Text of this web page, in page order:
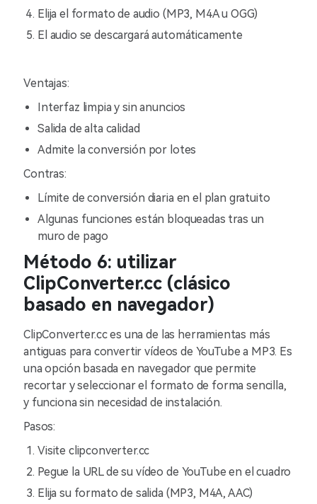
Elija el formato de audio (MP3, M4A u OGG)
El audio se descargará automáticamente
Ventajas:
Interfaz limpia y sin anuncios
Salida de alta calidad
Admite la conversión por lotes
Contras:
Límite de conversión diaria en el plan gratuito
Algunas funciones están bloqueadas tras un
muro de pago
Método 6: utilizar
ClipConverter.cc (clásico
basado en navegador)
ClipConverter.cc es una de las herramientas más
antiguas para convertir vídeos de YouTube a MP3. Es
una opción basada en navegador que permite
recortar y seleccionar el formato de forma sencilla,
y funciona sin necesidad de instalación.
Pasos:
Visite clipconverter.cc
Pegue la URL de su vídeo de YouTube en el cuadro
Elija su formato de salida (MP3, M4A, AAC)